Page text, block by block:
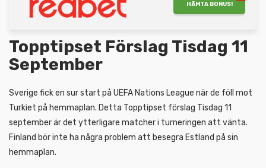
HÄMTA BONUS!
Topptipset Förslag Tisdag 11
September
Sverige fick en sur start på UEFA Nations League när de föll mot
Turkiet på hemmaplan. Detta Topptipset förslag Tisdag 11
september är det ytterligare matcher i turneringen att vänta.
Finland bör inte ha några problem att besegra Estland på sin
hemmaplan.